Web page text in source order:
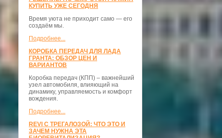
КУПИТЬ УЖЕ СЕГОДНЯ
Время уюта не приходит само — его
создаём мы.
Подробнее...
КОРОБКА ПЕРЕДАЧ ДЛЯ ЛАДА
ГРАНТА: ОБЗОР ЦЕН И
ВАРИАНТОВ
Коробка передач (КПП) – важнейший
узел автомобиля, влияющий на
динамику, управляемость и комфорт
вождения.
Подробнее...
REVI С ТРЕГАЛОЗОЙ: ЧТО ЭТО И
ЗАЧЕМ НУЖНА ЭТА